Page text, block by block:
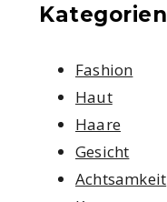
Kategorien
Fashion
Haut
Haare
Gesicht
Achtsamkeit